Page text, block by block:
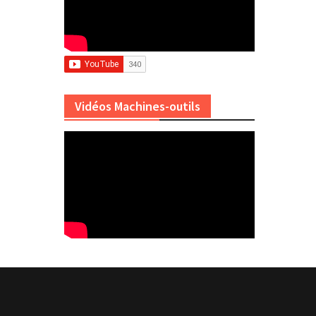
Vidéos Machines-outils